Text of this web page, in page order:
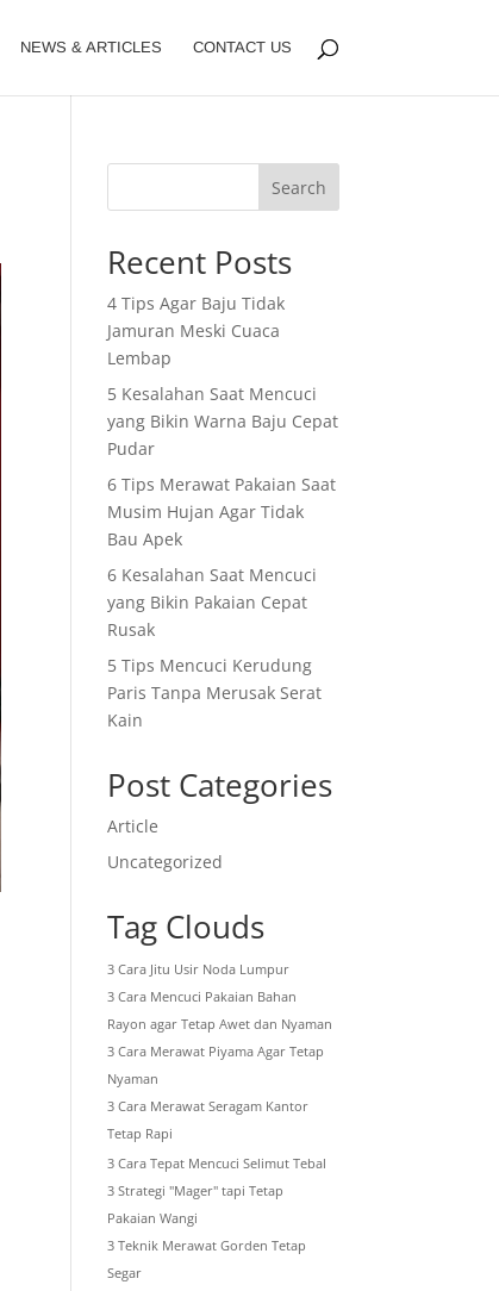
NEWS & ARTICLES CONTACT US
Search
Recent Posts
4 Tips Agar Baju Tidak
Jamuran Meski Cuaca
Lembap
5 Kesalahan Saat Mencuci
yang Bikin Warna Baju Cepat
Pudar
6 Tips Merawat Pakaian Saat
Musim Hujan Agar Tidak
Bau Apek
6 Kesalahan Saat Mencuci
yang Bikin Pakaian Cepat
Rusak
5 Tips Mencuci Kerudung
Paris Tanpa Merusak Serat
Kain
Post Categories
Article
Uncategorized
Tag Clouds
3 Cara Jitu Usir Noda Lumpur
3 Cara Mencuci Pakaian Bahan
Rayon agar Tetap Awet dan Nyaman
3 Cara Merawat Piyama Agar Tetap
Nyaman
3 Cara Merawat Seragam Kantor
Tetap Rapi
3 Cara Tepat Mencuci Selimut Tebal
3 Strategi "Mager" tapi Tetap
Pakaian Wangi
3 Teknik Merawat Gorden Tetap
Segar